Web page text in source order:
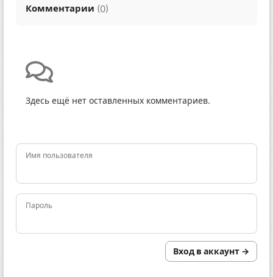
Комментарии (0)
Здесь ещё нет оставленных комментариев.
Имя пользователя
Пароль
Вход в аккаунт →